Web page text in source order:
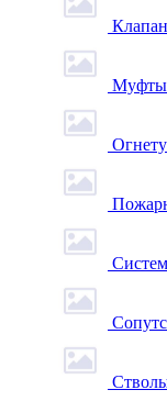
Муфты